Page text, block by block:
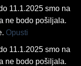
11.1.2025 smo na
ne bodo pošiljala.
Opusti
11.1.2025 smo na
ne bodo pošiljala.